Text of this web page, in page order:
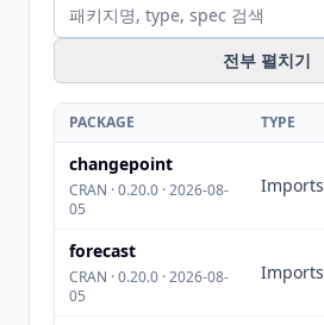
전부 펼치기
PACKAGE TYPE
changepoint
CRAN · 0.20.0 · 2026-08-
05
Imports
forecast
CRAN · 0.20.0 · 2026-08-
05
Imports